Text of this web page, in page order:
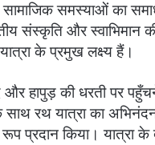
समस्याओं का
संस्कृति और स्वाभिमान
के प्रमुख लक्ष्य हैं।
और हापुड़ की धरती पर
रथ यात्रा का
प्रदान किया। यात्रा के